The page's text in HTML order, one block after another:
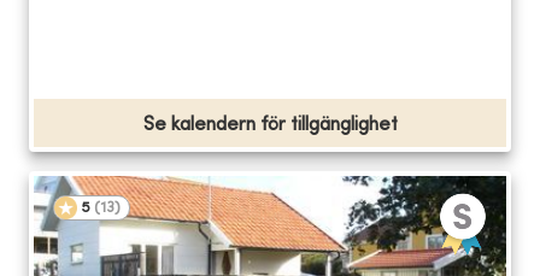
Se kalendern för tillgänglighet
5 (13)